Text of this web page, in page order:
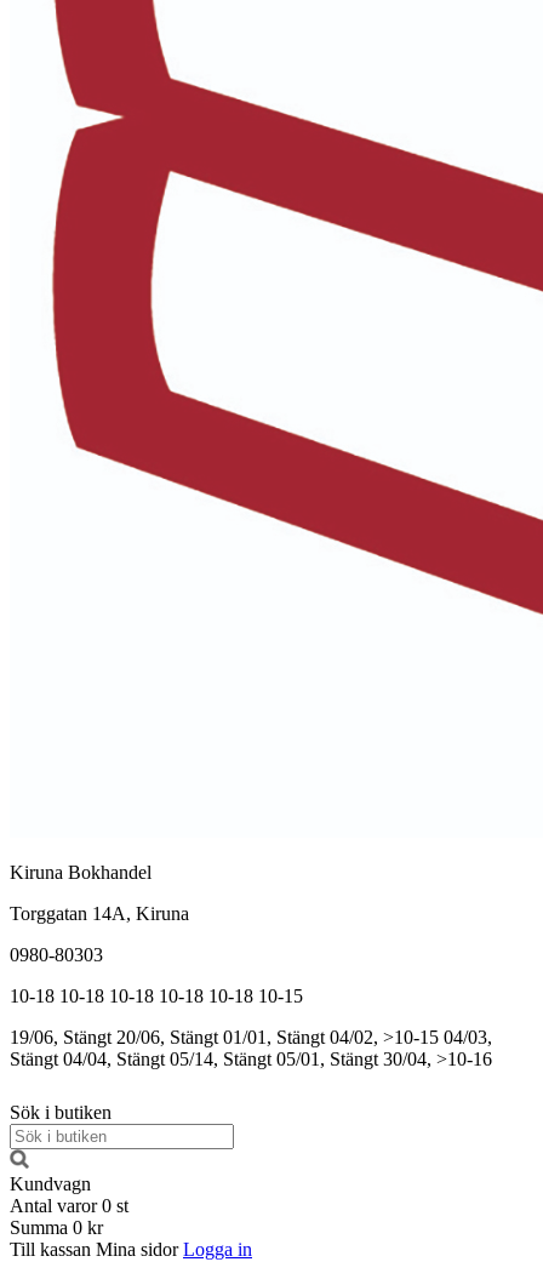
Kiruna Bokhandel
Torggatan 14A, Kiruna
0980-80303
10-18 10-18 10-18 10-18 10-18 10-15
19/06, Stängt 20/06, Stängt 01/01, Stängt 04/02, >10-15 04/03,
Stängt 04/04, Stängt 05/14, Stängt 05/01, Stängt 30/04, >10-16
Sök i butiken
Kundvagn
Antal varor 0 st
Summa 0 kr
Till kassan Mina sidor Logga in